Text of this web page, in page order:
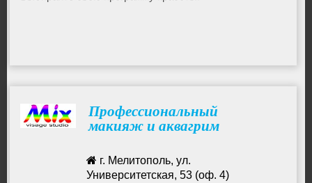
Наращивание ресниц
Профессиональный
макияж и аквагрим
г. Мелитополь, ул.
Университетская, 53 (оф. 4)